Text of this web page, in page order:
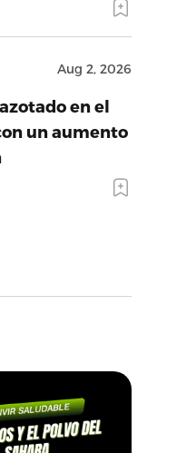
Aug 2, 2026
en el
un aumento